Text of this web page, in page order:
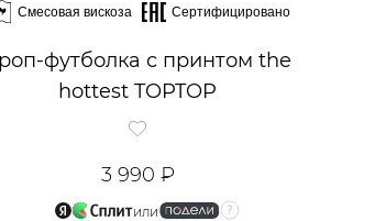
Смесовая вискоза Сертифицировано
футболка с принтом the
hottest TOPTOP
3 990 ₽
или